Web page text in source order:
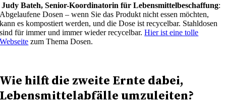
Judy Bateh, Senior-Koordinatorin für Lebensmittelbeschaffung:
Abgelaufene Dosen – wenn Sie das Produkt nicht essen möchten,
kann es kompostiert werden, und die Dose ist recycelbar. Stahldosen
sind für immer und immer wieder recycelbar.Hier ist eine tolle
Webseite zum Thema Dosen.
Wie hilft die zweite Ernte dabei,
Lebensmittelabfälle umzuleiten?